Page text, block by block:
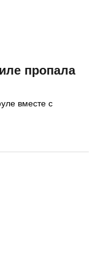
пропала
вместе с